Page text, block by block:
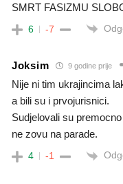
SMRT FASIZMU
6 -7
Joksim 9 godine prije
Nije ni tim ukrajincima
a bili su i prvojurisnici.
Sudjelovali su
ne zovu na parade.
4 -1